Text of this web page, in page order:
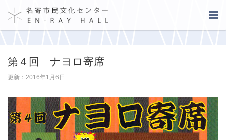
第４回 ナヨロ寄席
更新：2016年1月6日